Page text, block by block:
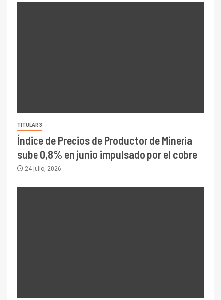
TITULAR 3
Índice de Precios de Productor de Minería
sube 0,8% en junio impulsado por el cobre
24 julio, 2026